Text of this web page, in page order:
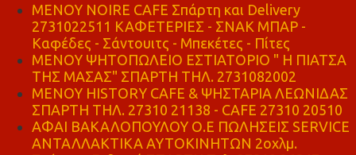
MENOY NOIRE CAFE Σπάρτη και Delivery
2731022511 ΚΑΦΕΤΕΡΙΕΣ - ΣΝΑΚ ΜΠΑΡ -
Καφέδες - Σάντουιτς - Μπεκέτες - Πίτες
ΜΕΝΟΥ ΨΗΤΟΠΩΛΕΙΟ ΕΣΤΙΑΤΟΡΙΟ " Η ΠΙΑΤΣΑ
ΤΗΣ ΜΑΣΑΣ" ΣΠΑΡΤΗ ΤΗΛ. 2731082002
ΜΕΝΟΥ HISTORY CAFE & ΨΗΣΤΑΡΙΑ ΛΕΩΝΙΔΑΣ
ΣΠΑΡΤΗ ΤΗΛ. 27310 21138 - CAFE 27310 20510
ΑΦΑΙ ΒΑΚΑΛΟΠΟΥΛΟΥ Ο.Ε ΠΩΛΗΣΕΙΣ SERVICE
ΑΝΤΑΛΛΑΚΤΙΚΑ ΑΥΤΟΚΙΝΗΤΩΝ 2οχλμ.